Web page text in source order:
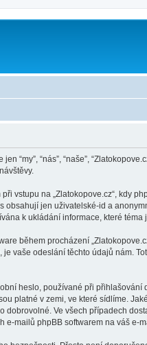
“my”, “nás”, “naše”,
vstupu na „Zlatokopove.cz“, kdy
jen uživatelské-id a
k ukládání informace, které
během procházení
vaše odeslání těchto údajů nám.
heslo, používané při
platné v zemi, ve které sídlíme.
Ve všech případech
e-mailů phpBB softwarem na váš e-